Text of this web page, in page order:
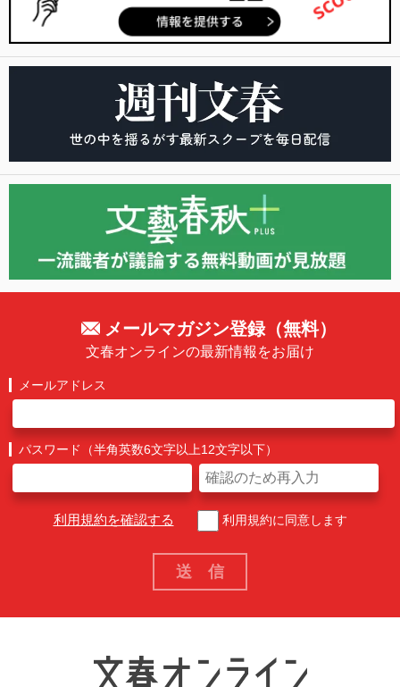
メールマガジン登録（無料）
文春オンラインの最新情報をお届け
メールアドレス
パスワード（半角英数6文字以上12文字以下）
利用規約を確認する 利用規約に同意します